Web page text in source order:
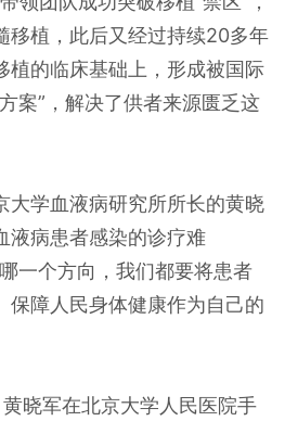
移植，此后又经过持续20多年
植的临床基础上，形成被国际
案”，解决了供者来源匮乏这
学血液病研究所所长的黄晓
液病患者感染的诊疗难
一个方向，我们都要将患者
保障人民身体健康作为自己的
军在北京大学人民医院手